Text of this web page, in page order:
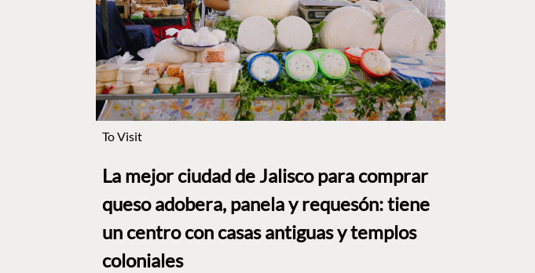
To Visit
La mejor ciudad de Jalisco para comprar
queso adobera, panela y requesón: tiene
un centro con casas antiguas y templos
coloniales